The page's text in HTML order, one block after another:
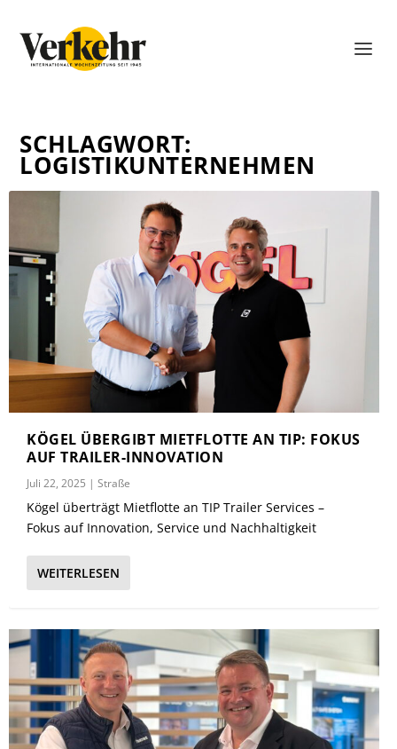
SCHLAGWORT:
LOGISTIKUNTERNEHMEN
KÖGEL ÜBERGIBT MIETFLOTTE AN TIP: FOKUS
AUF TRAILER-INNOVATION
Juli 22, 2025 |Straße
Kögel überträgt Mietflotte an TIP Trailer Services –
Fokus auf Innovation, Service und Nachhaltigkeit
WEITERLESEN